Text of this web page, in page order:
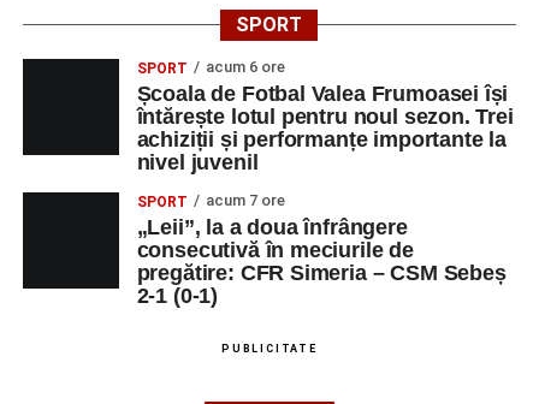
SPORT
SPORT acum 6 ore
Școala de Fotbal Valea Frumoasei își
întărește lotul pentru noul sezon. Trei
achiziții și performanțe importante la
nivel juvenil
SPORT acum 7 ore
„Leii”, la a doua înfrângere
consecutivă în meciurile de
pregătire: CFR Simeria – CSM Sebeș
2-1 (0-1)
PUBLICITATE